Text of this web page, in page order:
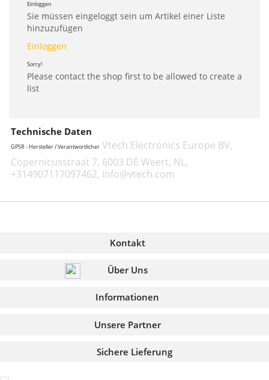
Einloggen
Sie müssen eingeloggt sein um Artikel einer Liste
hinzuzufügen
Einloggen
Sorry!
Please contact the shop first to be allowed to create a
list
Technische Daten
GPSR - Hersteller / Verantwortlicher Vtech Electronics Europe BV,
Copernicusstraat 7, 6003 DE Weert, NL,
+314907117097462, info@vtech.com
Kontakt
Über Uns
Informationen
Sichere Lieferung
Unsere Partner